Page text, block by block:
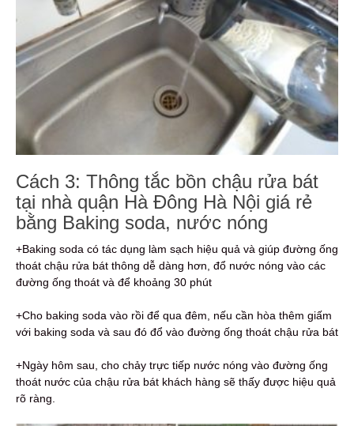
Cách 3: Thông tắc bồn chậu rửa bát
tại nhà quận Hà Đông Hà Nội giá rẻ
bằng Baking soda, nước nóng
+Baking soda có tác dụng làm sạch hiệu quả và giúp đường ống
thoát chậu rửa bát thông dễ dàng hơn, đổ nước nóng vào các
đường ống thoát và để khoảng 30 phút
+Cho baking soda vào rồi để qua đêm, nếu cần hòa thêm giấm
với baking soda và sau đó đổ vào đường ống thoát chậu rửa bát
+Ngày hôm sau, cho chảy trực tiếp nước nóng vào đường ống
thoát nước của chậu rửa bát khách hàng sẽ thấy được hiệu quả
rõ ràng.